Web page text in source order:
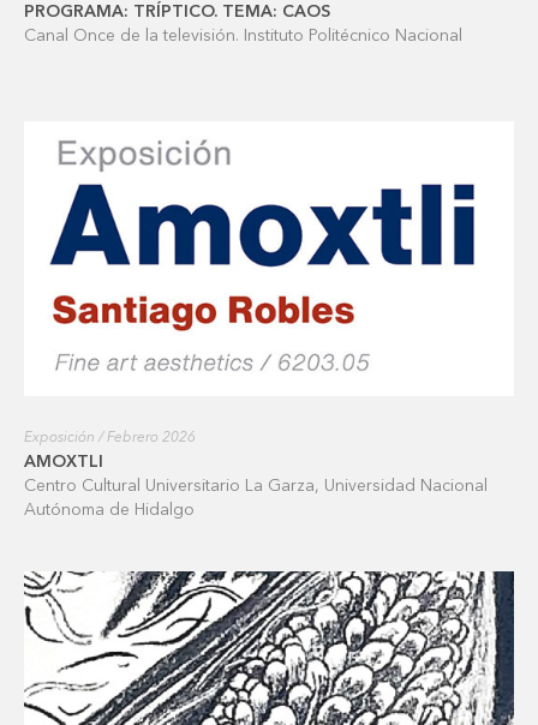
PROGRAMA: TRÍPTICO. TEMA: CAOS
Canal Once de la televisión. Instituto Politécnico Nacional
Exposición / Febrero 2026
AMOXTLI
Centro Cultural Universitario La Garza, Universidad Nacional
Autónoma de Hidalgo